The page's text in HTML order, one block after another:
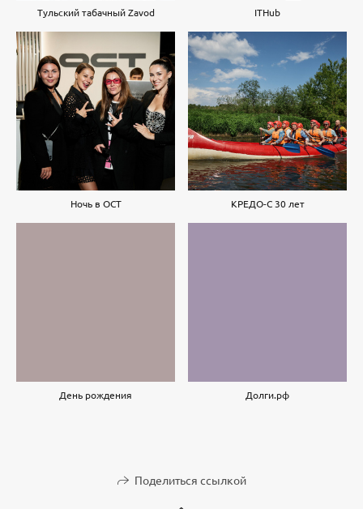
Тульский табачный Zavod ITHub
Ночь в ОСТ КРЕДО-С 30 лет
День рождения Долги.рф
Поделиться ссылкой